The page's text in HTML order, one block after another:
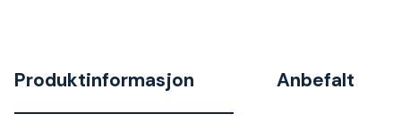
Produktinformasjon Anbefalt